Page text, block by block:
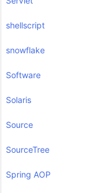
shellscript
snowflake
Software
Solaris
Source
SourceTree
Spring AOP